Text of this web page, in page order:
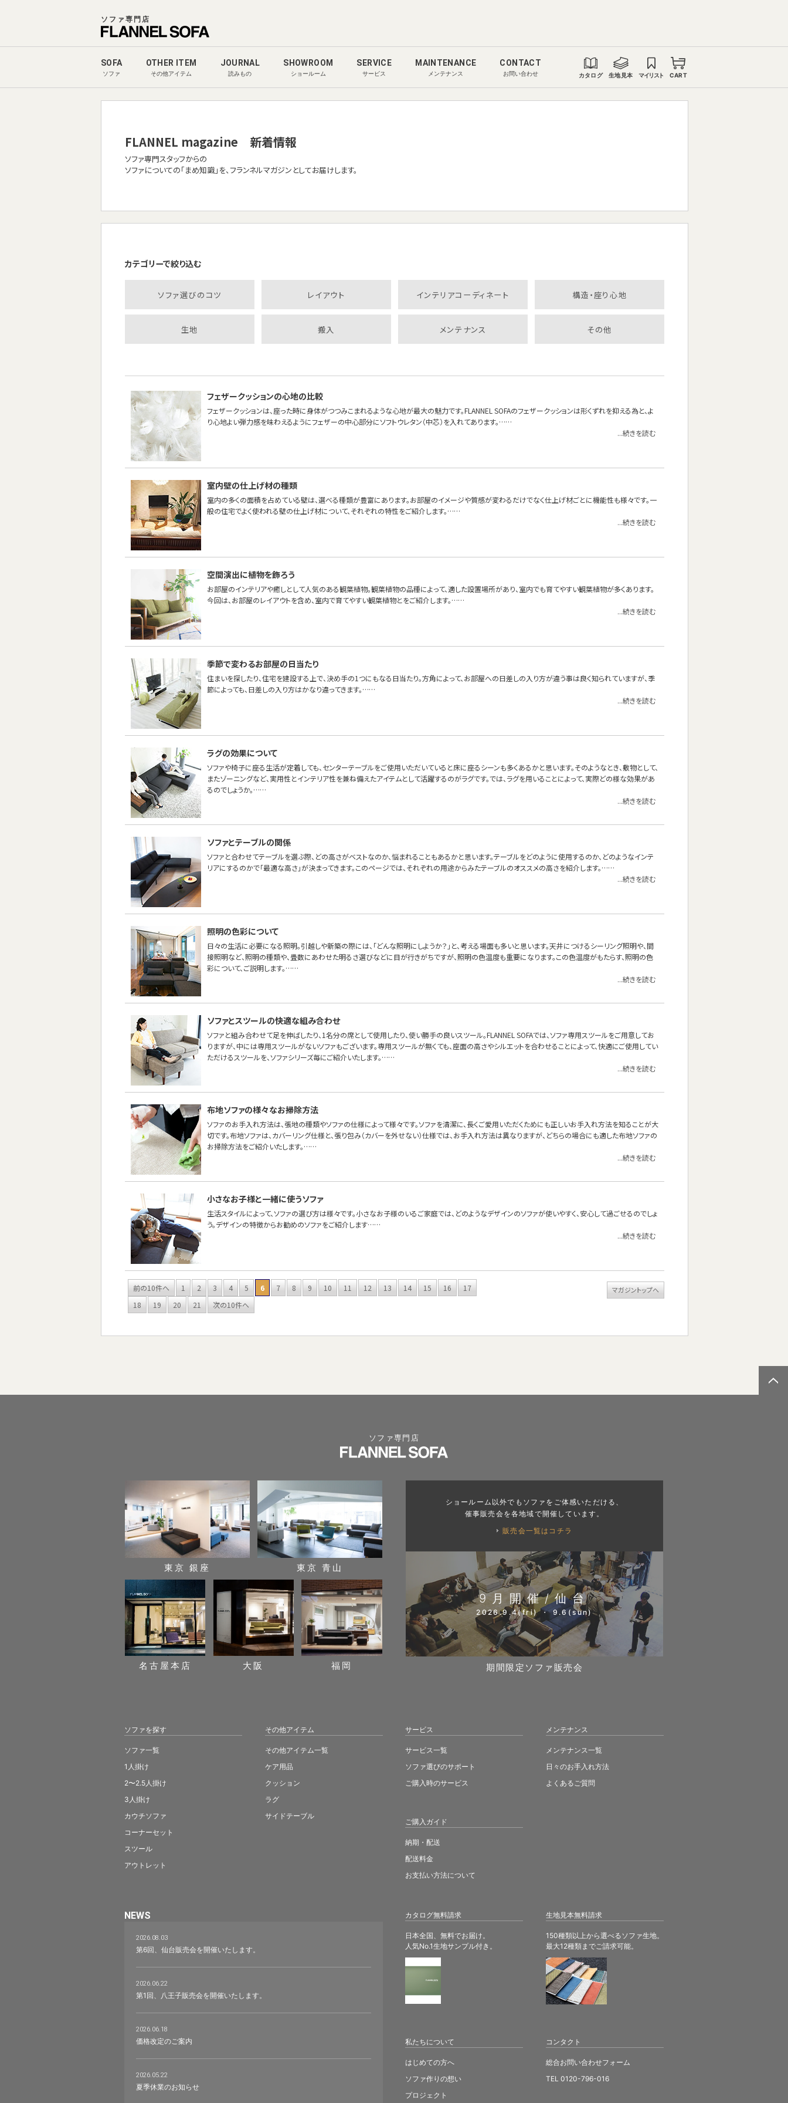
ソファ専門店
SOFA
ソファ
OTHER ITEM
その他アイテム
JOURNAL
読みもの
SHOWROOM
ショールーム
SERVICE
サービス
MAINTENANCE
メンテナンス
CONTACT
お問い合わせ カタログ 生地見本 マイリスト CART
FLANNEL magazine 新着情報
ソファ専門スタッフからの
ソファについての「まめ知識」を、フランネルマガジンとしてお届けします。
カテゴリーで絞り込む
ソファ選びのコツ レイアウト インテリアコーディネート 構造・座り心地
生地 搬入 メンテナンス その他
フェザークッションの心地の比較
フェザークッションは、座った時に身体がつつみこまれるような心地が最大の魅力です。FLANNEL SOFAのフェザークッションは形くずれを抑える為と、よ
り心地よい弾力感を味わえるようにフェザーの中心部分にソフトウレタン（中芯）を入れてあります。……
...続きを読む
室内壁の仕上げ材の種類
室内の多くの面積を占めている壁は、選べる種類が豊富にあります。お部屋のイメージや質感が変わるだけでなく仕上げ材ごとに機能性も様々です。一
般の住宅でよく使われる壁の仕上げ材について、それぞれの特性をご紹介します。……
...続きを読む
空間演出に植物を飾ろう
お部屋のインテリアや癒しとして人気のある観葉植物。観葉植物の品種によって、適した設置場所があり、室内でも育てやすい観葉植物が多くあります。
今回は、お部屋のレイアウトを含め、室内で育てやすい観葉植物とをご紹介します。……
...続きを読む
季節で変わるお部屋の日当たり
住まいを探したり、住宅を建設する上で、決め手の1つにもなる日当たり。方角によって、お部屋への日差しの入り方が違う事は良く知られていますが、季
節によっても、日差しの入り方はかなり違ってきます。……
...続きを読む
ラグの効果について
ソファや椅子に座る生活が定着しても、センターテーブルをご使用いただいていると床に座るシーンも多くあるかと思います。そのようなとき、敷物として、
またゾーニングなど、実用性とインテリア性を兼ね備えたアイテムとして活躍するのがラグです。では、ラグを用いることによって、実際どの様な効果があ
るのでしょうか。……
...続きを読む
ソファとテーブルの関係
ソファと合わせてテーブルを選ぶ際、どの高さがベストなのか、悩まれることもあるかと思います。テーブルをどのように使用するのか、どのようなインテ
リアにするのかで「最適な高さ」が決まってきます。このページでは、それぞれの用途からみたテーブルのオススメの高さを紹介します。……
...続きを読む
照明の色彩について
日々の生活に必要になる照明。引越しや新築の際には、「どんな照明にしようか？」と、考える場面も多いと思います。天井につけるシーリング照明や、間
接照明など、照明の種類や、畳数にあわせた明るさ選びなどに目が行きがちですが、照明の色温度も重要になります。この色温度がもたらす、照明の色
彩について、ご説明します。……
...続きを読む
ソファとスツールの快適な組み合わせ
ソファと組み合わせて足を伸ばしたり、1名分の席として使用したり、使い勝手の良いスツール。FLANNEL SOFAでは、ソファ専用スツールをご用意してお
りますが、中には専用スツールがないソファもございます。専用スツールが無くても、座面の高さやシルエットを合わせることによって、快適にご使用してい
ただけるスツールを、ソファシリーズ毎にご紹介いたします。……
...続きを読む
布地ソファの様々なお掃除方法
ソファのお手入れ方法は、張地の種類やソファの仕様によって様々です。ソファを清潔に、長くご愛用いただくためにも正しいお手入れ方法を知ることが大
切です。布地ソファは、カバーリング仕様と、張り包み（カバーを外せない）仕様では、お手入れ方法は異なりますが、どちらの場合にも適した布地ソファの
お掃除方法をご紹介いたします。……
...続きを読む
小さなお子様と一緒に使うソファ
生活スタイルによって、ソファの選び方は様々です。小さなお子様のいるご家庭では、どのようなデザインのソファが使いやすく、安心して過ごせるのでしょ
う。デザインの特徴からお勧めのソファをご紹介します……
...続きを読む
前の10件へ 1 2 3 4 5 6 7 8 9 10 11 12 13 14 15 16
17
18
19 20 21 次の10件へ
マガジントップへ
ソファ専門店
カタログ無料請求
日本全国、無料でお届け。
人気No.1生地サンプル付き。
生地見本無料請求
150種類以上から選べるソファ生地。
最大12種類までご請求可能。
東京 銀座 東京 青山
名古屋本店 大阪 福岡
ショールーム以外でもソファをご体感いただける、
催事販売会を各地域で開催しています。
販売会一覧はコチラ
9月開催/仙台
2026.9.4(fri) ・ 9.6(sun)
期間限定ソファ販売会
ソファを探す
ソファ一覧
1人掛け
2〜2.5人掛け
3人掛け
カウチソファ
コーナーセット
スツール
アウトレット
その他アイテム
その他アイテム一覧
ケア用品
クッション
ラグ
サイドテーブル
サービス
サービス一覧
ソファ選びのサポート
ご購入時のサービス
ご購入ガイド
納期・配送
配送料金
お支払い方法について
メンテナンス
メンテナンス一覧
日々のお手入れ方法
よくあるご質問
NEWS
2026.08.03
第6回、仙台販売会を開催いたします。
2026.06.22
第1回、八王子販売会を開催いたします。
2026.06.18
価格改定のご案内
2026.05.22
夏季休業のお知らせ
私たちについて
はじめての方へ
ソファ作りの想い
プロジェクト
コンタクト
総合お問い合わせフォーム
TEL 0120-796-016